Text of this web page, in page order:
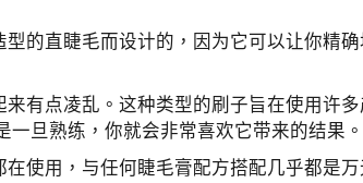
的直睫毛而设计的，因为它可以让你精确
有点凌乱。这种类型的刷子旨在使用许多
旦熟练，你就会非常喜欢它带来的结果。
在使用，与任何睫毛膏配方搭配几乎都是